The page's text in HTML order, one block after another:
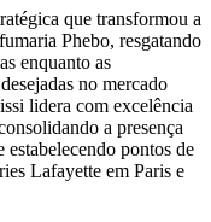
que transformou a
Phebo, resgatando
enquanto as
no mercado
lidera com excelência
a presença
estabelecendo pontos de
Lafayette em Paris e